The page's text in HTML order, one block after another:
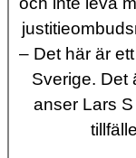
– Det här är
Sverige. Det
anser Lars